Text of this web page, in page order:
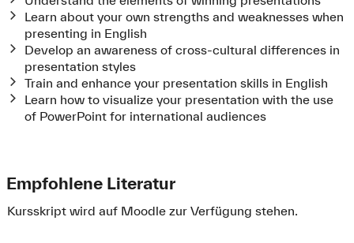
Learn about your own strengths and weaknesses when
presenting in English
Develop an awareness of cross-cultural differences in
presentation styles
Train and enhance your presentation skills in English
Learn how to visualize your presentation with the use
of PowerPoint for international audiences
Empfohlene Literatur
Kursskript wird auf Moodle zur Verfügung stehen.